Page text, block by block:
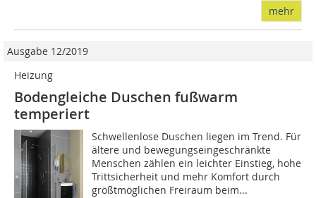
mehr
Ausgabe 12/2019
Heizung
Bodengleiche Duschen fußwarm
temperiert
Schwellenlose Duschen liegen im Trend. Für
ältere und bewegungseingeschränkte
Menschen zählen ein leichter Einstieg, hohe
Trittsicherheit und mehr Komfort durch
größtmöglichen Freiraum beim...